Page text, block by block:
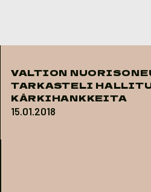
VALTION
TARKASTELI
KÄRKIHANKKEITA
15.01.2018